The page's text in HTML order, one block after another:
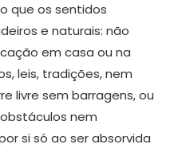
que os sentidos
e naturais: não
em casa ou na
leis, tradições, nem
livre sem barragens, ou
nem
si só ao ser absorvida